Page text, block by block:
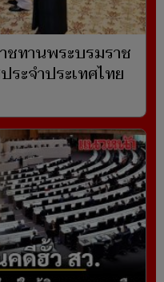
ชทานพระบรมราช
ระจำประเทศไทย